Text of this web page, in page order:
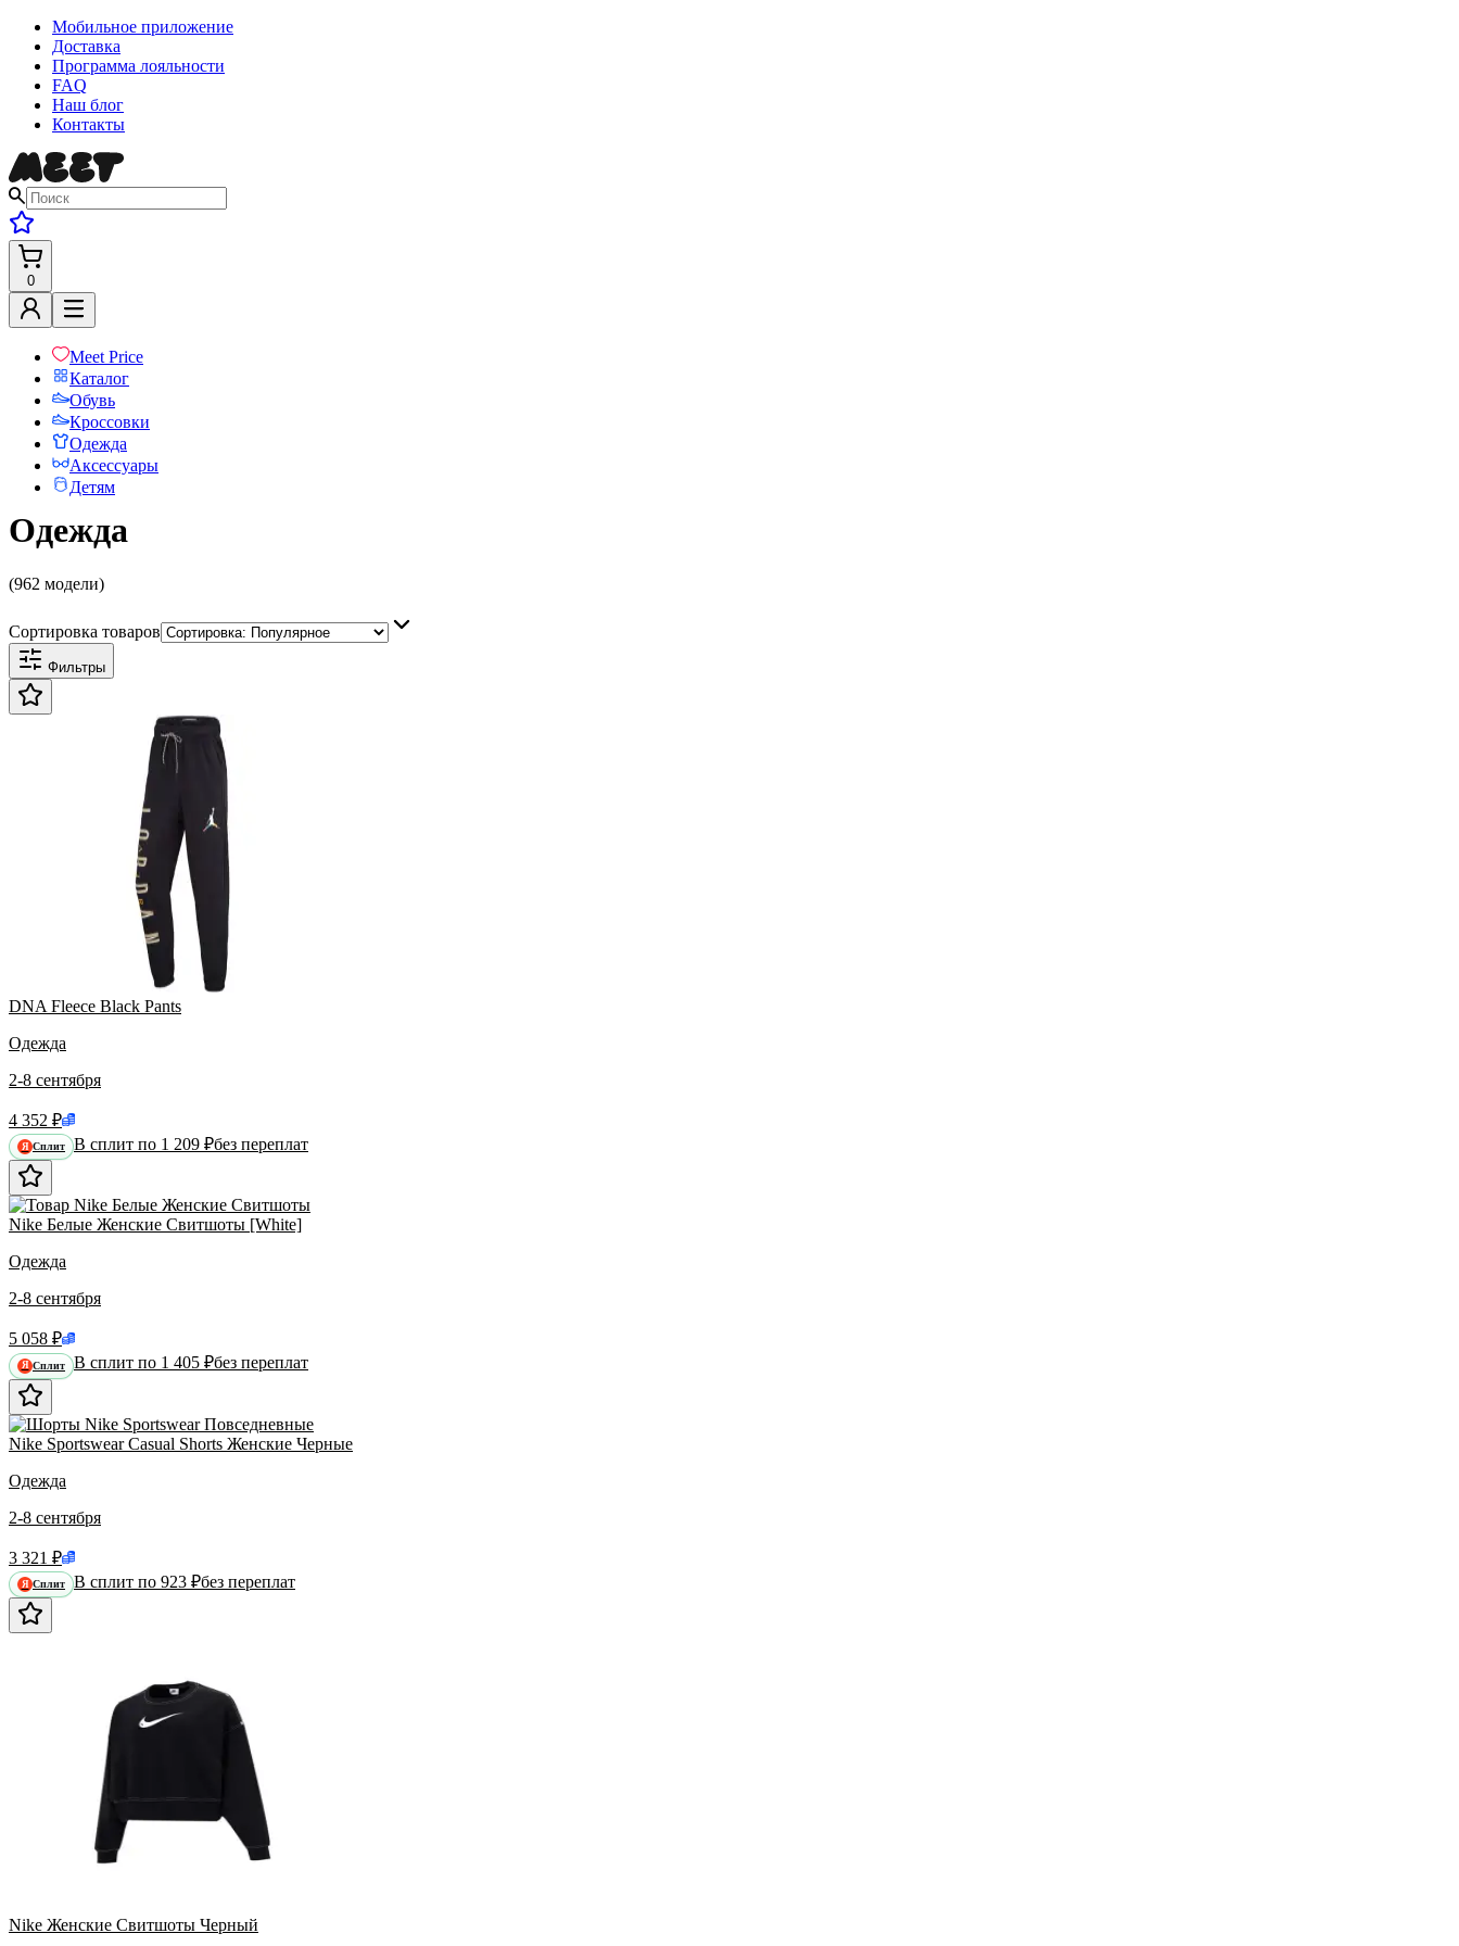
Мобильное приложение
Доставка
Программа лояльности
FAQ
Наш блог
Контакты
0
Meet Price
Каталог
Обувь
Кроссовки
Одежда
Аксессуары
Детям
Одежда
(962 модели)
Сортировка товаров
Фильтры
DNA Fleece Black Pants
Одежда
2-8 сентября
4 352 ₽
Я Сплит В сплит по 1 209 ₽без переплат
Nike Белые Женские Свитшоты [White]
Одежда
2-8 сентября
5 058 ₽
Я Сплит В сплит по 1 405 ₽без переплат
Nike Sportswear Casual Shorts Женские Черные
Одежда
2-8 сентября
3 321 ₽
Я Сплит В сплит по 923 ₽без переплат
Nike Женские Свитшоты Черный